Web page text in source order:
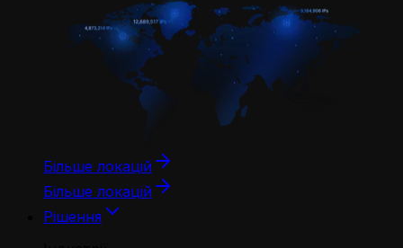
Більше локацій
Більше локацій
Рішення